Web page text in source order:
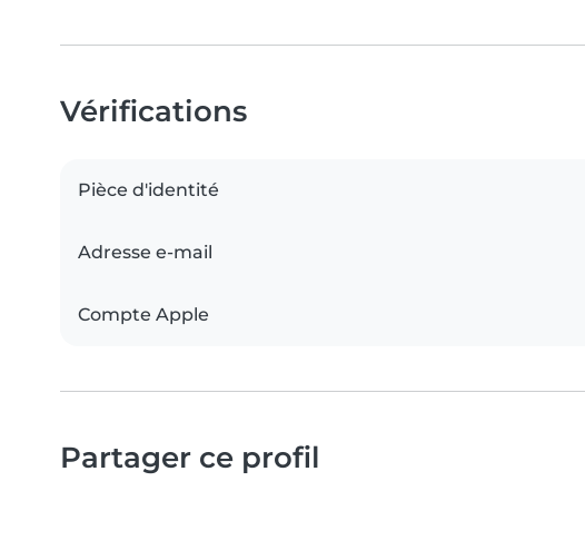
Vérifications
Pièce d'identité
Adresse e-mail
Compte Apple
Partager ce profil